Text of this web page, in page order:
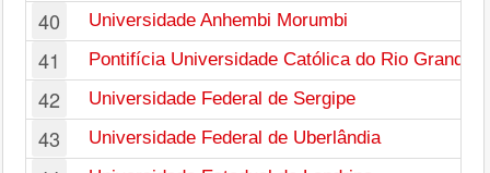
40 Universidade Anhembi Morumbi
41 Pontifícia Universidade Católica do Rio Grande
42 Universidade Federal de Sergipe
43 Universidade Federal de Uberlândia